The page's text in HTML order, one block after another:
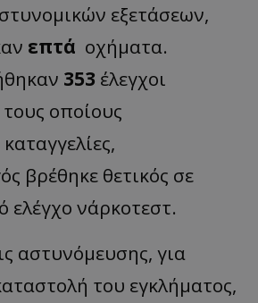
εξετάσεων,
επτά οχήματα.
353 έλεγχοι
οποίους
καταγγελίες,
βρέθηκε θετικός σε
ελέγχο νάρκοτεστ.
αστυνόμευσης, για
του εγκλήματος,